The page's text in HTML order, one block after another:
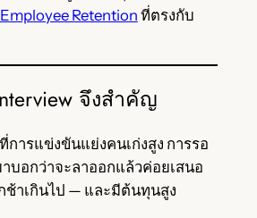
Employee Retention ที่ตรงกับ
จึงสำคัญ
การแข่งขันแย่งคนเก่งสูง การรอ
บอกว่าจะลาออกแล้วค่อยเสนอ
ช้าเกินไป — และมีต้นทุนสูง